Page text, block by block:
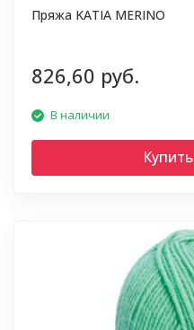
Пряжа KATIA MERINO
826,60 руб.
В наличии
Купить